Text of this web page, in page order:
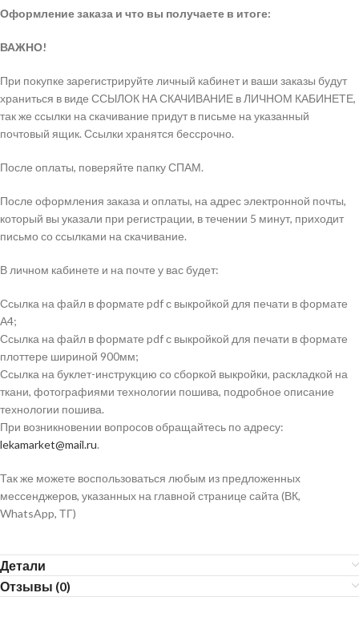
Оформление заказа и что вы получаете в итоге:
ВАЖНО!
При покупке зарегистрируйте личный кабинет и ваши заказы будут
храниться в виде ССЫЛОК НА СКАЧИВАНИЕ в ЛИЧНОМ КАБИНЕТЕ,
так же ссылки на скачивание придут в письме на указанный
почтовый ящик. Ссылки хранятся бессрочно.
После оплаты, поверяйте папку СПАМ.
После оформления заказа и оплаты, на адрес электронной почты,
который вы указали при регистрации, в течении 5 минут, приходит
письмо со ссылками на скачивание.
В личном кабинете и на почте у вас будет:
Ссылка на файл в формате pdf с выкройкой для печати в формате
А4;
Ссылка на файл в формате pdf с выкройкой для печати в формате
плоттере шириной 900мм;
Ссылка на буклет-инструкцию со сборкой выкройки, раскладкой на
ткани, фотографиями технологии пошива, подробное описание
технологии пошива.
При возникновении вопросов обращайтесь по адресу:
lekamarket@mail.ru.
Так же можете воспользоваться любым из предложенных
мессенджеров, указанных на главной странице сайта (ВК,
WhatsApp, ТГ)
Детали
Отзывы (0)